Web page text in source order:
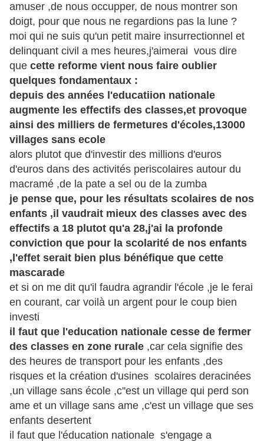
amuser ,de nous occupper, de nous montrer son
doigt, pour que nous ne regardions pas la lune ?
moi qui ne suis qu'un petit maire insurrectionnel et
delinquant civil a mes heures,j'aimerai vous dire
que cette reforme vient nous faire oublier
quelques fondamentaux :
depuis des années l'educatiion nationale
augmente les effectifs des classes,et provoque
ainsi des milliers de fermetures d'écoles,13000
villages sans ecole
alors plutot que d'investir des millions d'euros
d'euros dans des activités periscolaires autour du
macramé ,de la pate a sel ou de la zumba
je pense que, pour les résultats scolaires de nos
enfants ,il vaudrait mieux des classes avec des
effectifs a 18 plutot qu'a 28,j'ai la profonde
conviction que pour la scolarité de nos enfants
,l'effet serait bien plus bénéfique que cette
mascarade
et si on me dit qu'il faudra agrandir l'école ,je le ferai
en courant, car voilà un argent pour le coup bien
investi
il faut que l'education nationale cesse de fermer
des classes en zone rurale ,car cela signifie des
des heures de transport pour les enfants ,des
risques et la création d'usines scolaires deracinées
,un village sans école ,c''est un village qui perd son
ame et un village sans ame ,c'est un village que ses
enfants desertent
il faut que l'éducation nationale s'engage a